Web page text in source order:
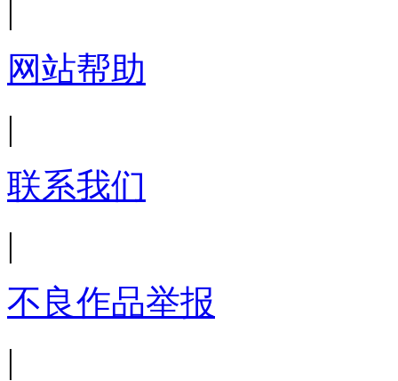
|
网站帮助
|
联系我们
|
不良作品举报
|